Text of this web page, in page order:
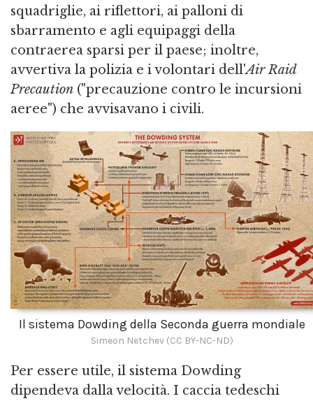
squadriglie, ai riflettori, ai palloni di
sbarramento e agli equipaggi della
contraerea sparsi per il paese; inoltre,
avvertiva la polizia e i volontari dell'Air Raid
Precaution ("precauzione contro le incursioni
aeree") che avvisavano i civili.
Il sistema Dowding della Seconda guerra mondiale
Simeon Netchev (CC BY-NC-ND)
Per essere utile, il sistema Dowding
dipendeva dalla velocità. I caccia tedeschi